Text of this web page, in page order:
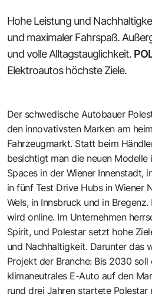
Hohe Leistung und
und maximaler Fahrspaß.
und volle Alltagstauglichkeit.
Elektroautos höchste Ziele.
Der schwedische Autobauer
den innovativsten Marken am
Fahrzeugmarkt. Statt beim
besichtigt man die neuen Modelle
Spaces in der Wiener Innenstadt,
in fünf Test Drive Hubs in Wiener
Wels, in Innsbruck und in
wird online. Im Unternehmen
Spirit, und Polestar setzt hohe
und Nachhaltigkeit. Darunter das
Projekt der Branche: Bis 2030
klimaneutrales E-Auto auf den
rund drei Jahren startete